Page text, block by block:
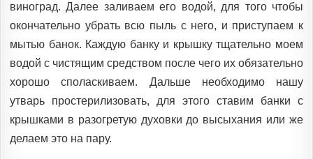
виноград. Далее заливаем его водой, для того чтобы
окончательно убрать всю пыль с него, и приступаем к
мытью банок. Каждую банку и крышку тщательно моем
водой с чистящим средством после чего их обязательно
хорошо споласкиваем. Дальше необходимо нашу
утварь простерилизовать, для этого ставим банки с
крышками в разогретую духовки до высыхания или же
делаем это на пару.